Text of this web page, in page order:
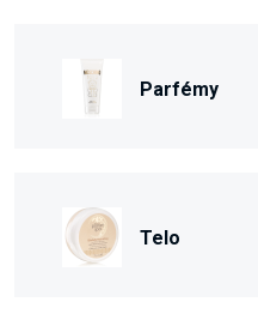
Parfémy
Telo